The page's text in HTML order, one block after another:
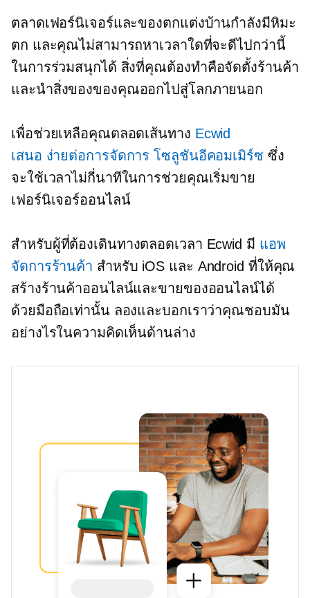
ตลาดเฟอร์นิเจอร์และของตกแต่งบ้านกำลังมีหิมะ
ตก และคุณไม่สามารถหาเวลาใดที่จะดีไปกว่านี้
ในการร่วมสนุกได้ สิ่งที่คุณต้องทำคือจัดตั้งร้านค้า
และนำสิ่งของของคุณออกไปสู่โลกภายนอก
เพื่อช่วยเหลือคุณตลอดเส้นทาง Ecwid
เสนอ ง่ายต่อการจัดการ โซลูชันอีคอมเมิร์ซ ซึ่ง
จะใช้เวลาไม่กี่นาทีในการช่วยคุณเริ่มขาย
เฟอร์นิเจอร์ออนไลน์
สำหรับผู้ที่ต้องเดินทางตลอดเวลา Ecwid มี แอพ
จัดการร้านค้า สำหรับ iOS และ Android ที่ให้คุณ
สร้างร้านค้าออนไลน์และขายของออนไลน์ได้
ด้วยมือถือเท่านั้น ลองและบอกเราว่าคุณชอบมัน
อย่างไรในความคิดเห็นด้านล่าง